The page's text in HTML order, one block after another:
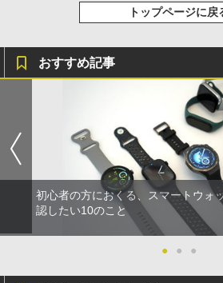
トップページに戻
おすすめ記事
初心者の方におくる、スマートウォ
認したい10のこと
● ● ●